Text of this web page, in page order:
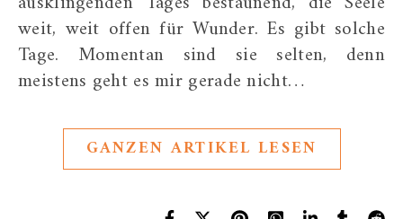
weit, weit offen für Wunder. Es gibt solche
Tage. Momentan sind sie selten, denn
meistens geht es mir gerade nicht…
GANZEN ARTIKEL LESEN